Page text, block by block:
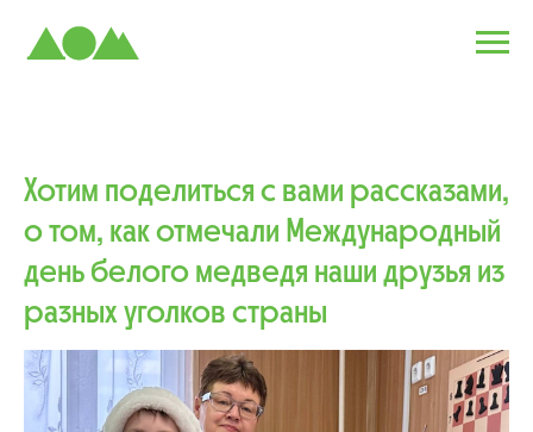
Хотим поделиться с вами рассказами,
о том, как отмечали Международный
день белого медведя наши друзья из
разных уголков страны